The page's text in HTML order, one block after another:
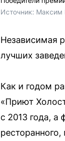
Источник: Максим
Независимая
лучших
Как и годом
«Приют
с 2013 года, а
ресторанного,